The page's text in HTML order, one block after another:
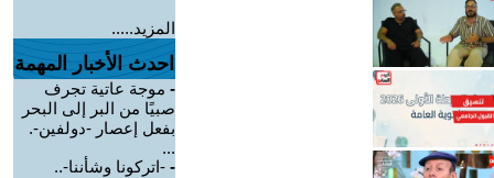
المزيد.....
احدث الأخبار المهمة
- موجة عاتية تجرف
صبيًا من البر إلى البحر
بفعل إعصار -دولفين-.
...
- -اتركونا وشأننا-..